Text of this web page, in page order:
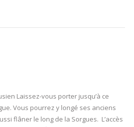
Laissez-vous porter jusqu’à ce
Vous pourrez y longé ses anciens
flâner le long de la Sorgues. L’accès